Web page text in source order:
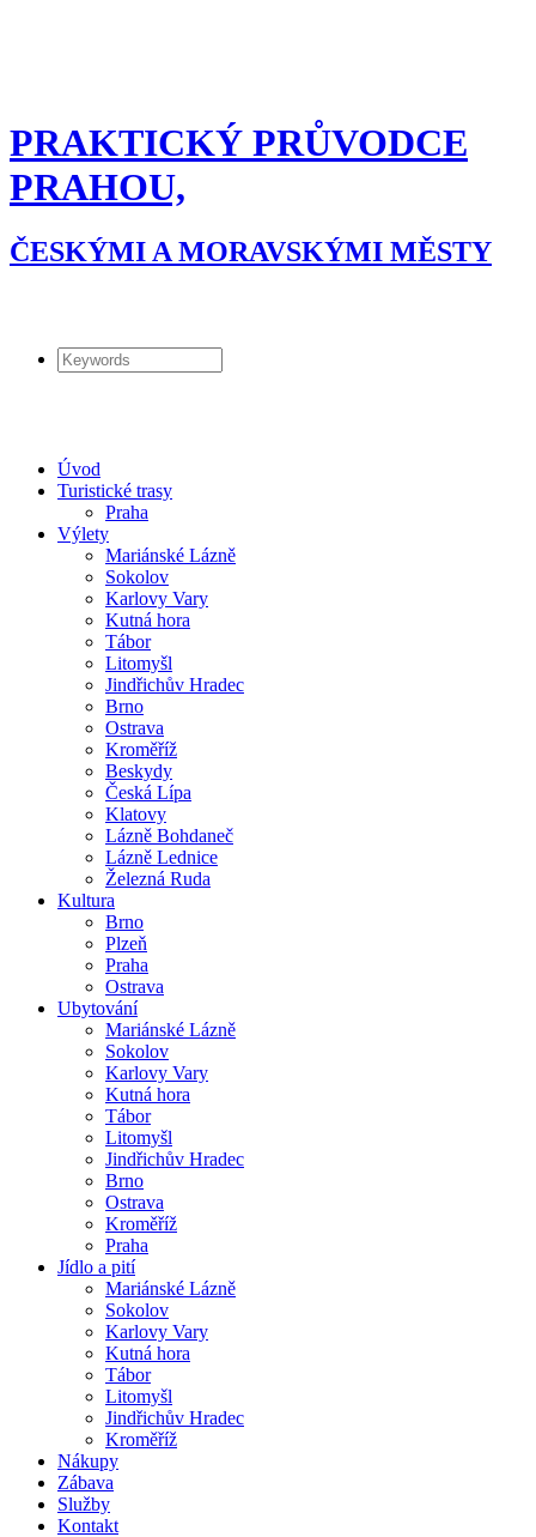
PRAKTICKÝ PRŮVODCE
PRAHOU,
ČESKÝMI A MORAVSKÝMI MĚSTY
Úvod
Turistické trasy
Praha
Výlety
Mariánské Lázně
Sokolov
Karlovy Vary
Kutná hora
Tábor
Litomyšl
Jindřichův Hradec
Brno
Ostrava
Kroměříž
Beskydy
Česká Lípa
Klatovy
Lázně Bohdaneč
Lázně Lednice
Železná Ruda
Kultura
Brno
Plzeň
Praha
Ostrava
Ubytování
Mariánské Lázně
Sokolov
Karlovy Vary
Kutná hora
Tábor
Litomyšl
Jindřichův Hradec
Brno
Ostrava
Kroměříž
Praha
Jídlo a pití
Mariánské Lázně
Sokolov
Karlovy Vary
Kutná hora
Tábor
Litomyšl
Jindřichův Hradec
Kroměříž
Nákupy
Zábava
Služby
Kontakt